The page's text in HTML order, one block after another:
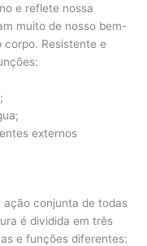
e reflete nossa
muito de nosso bem-
Resistente e
externos
conjunta de todas
é dividida em três
e funções diferentes: